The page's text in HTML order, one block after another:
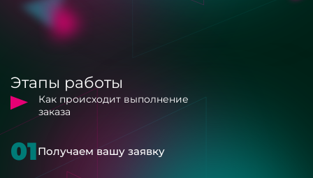
Этапы работы
Как происходит выполнение
заказа
01Получаем вашу заявку